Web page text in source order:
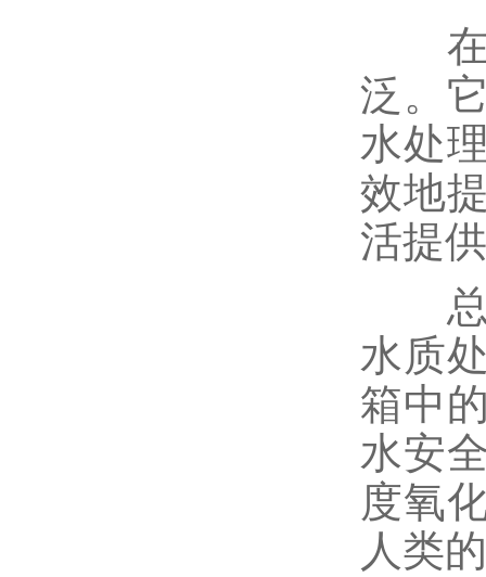
在
泛。
水处
效地
活提
总
水质
箱中
水安
度氧
人类